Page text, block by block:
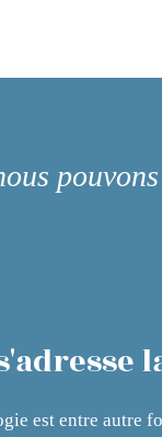
est entre autre